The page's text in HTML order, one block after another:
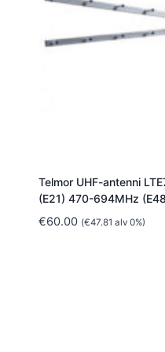
Telmor UHF-antenni
(E21) 470-694MHz
€60.00 (€47.81 alv 0%)